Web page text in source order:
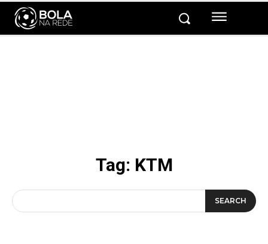
Tag: KTM
SEARCH